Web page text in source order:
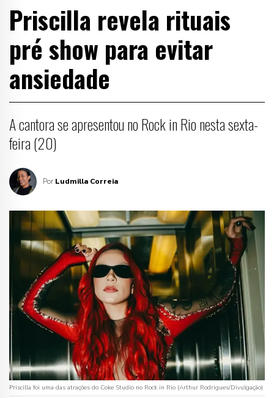
Priscilla revela rituais
pré show para evitar
ansiedade
A cantora se apresentou no Rock in Rio nesta sexta-
feira (20)
Por Ludmilla Correia
Priscilla foi uma das atrações do Coke Studio no Rock in Rio (Arthur Rodrigues/Divulgação)